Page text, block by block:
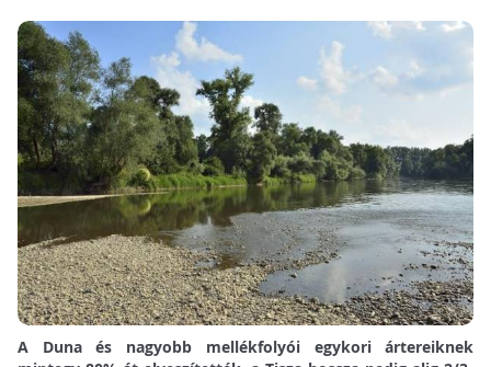
A Duna és nagyobb mellékfolyói egykori ártereiknek